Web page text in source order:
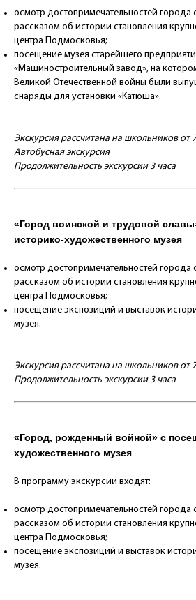
осмотр достопримечательностей города
рассказом об истории становления
центра Подмосковья;
посещение музея старейшего
«Машиностроительный завод», на
Великой Отечественной войны были
снаряды для установки «Катюша».
Экскурсия рассчитана на школьников от
Автобусная экскурсия
Продолжительность экскурсии 3 часа
«Город воинской и трудовой
историко-художественного музея
осмотр достопримечательностей города
рассказом об истории становления
центра Подмосковья;
посещение экспозиций и выставок
музея.
Экскурсия рассчитана на школьников от
Продолжительность экскурсии 3 часа
«Город, рожденный войной» с
художественного музея
В программу экскурсии входят:
осмотр достопримечательностей города
рассказом об истории становления
центра Подмосковья;
посещение экспозиций и выставок
музея.